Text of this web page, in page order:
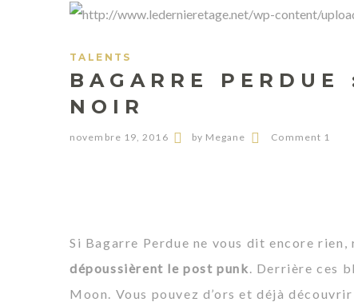
TALENTS
BAGARRE
NOIR
novembre 19, 2016 by Megane Comment 1
Si Bagarre Perdue ne vous dit encore rien,
dépoussièrent le post punk. Derrière ces
Moon. Vous pouvez d’ors et déjà